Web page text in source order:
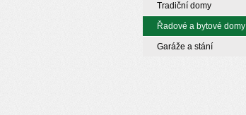
Tradiční domy
Řadové a bytové domy
Garáže a stání